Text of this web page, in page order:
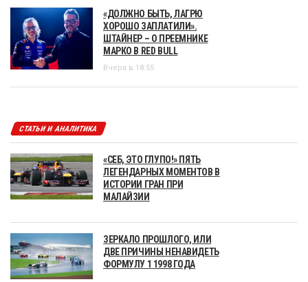
«ДОЛЖНО БЫТЬ, ЛАГРЮ
ХОРОШО ЗАПЛАТИЛИ».
ШТАЙНЕР – О ПРЕЕМНИКЕ
МАРКО В RED BULL
Вчера в 18:55
СТАТЬИ И АНАЛИТИКА
«СЕБ, ЭТО ГЛУПО!» ПЯТЬ
ЛЕГЕНДАРНЫХ МОМЕНТОВ В
ИСТОРИИ ГРАН ПРИ
МАЛАЙЗИИ
ЗЕРКАЛО ПРОШЛОГО, ИЛИ
ДВЕ ПРИЧИНЫ НЕНАВИДЕТЬ
ФОРМУЛУ 1 1998 ГОДА